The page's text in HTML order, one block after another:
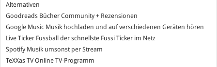
Alternativen
Goodreads Bücher Community + Rezensionen
Google Music Musik hochladen und auf verschiedenen Geräten hören
Live Ticker Fussball der schnellste Fussi Ticker im Netz
SpotifyMusik umsonst per Stream
TeXXas TVOnline TV-Programm